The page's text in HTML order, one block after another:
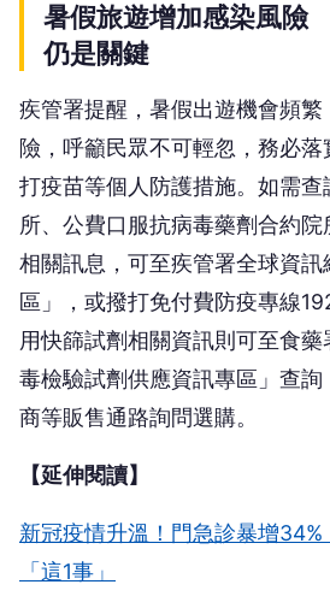
暑假旅遊增加感染風險
仍是關鍵
疾管署提醒，暑假出遊機會頻
險，呼籲民眾不可輕忽，務必落
打疫苗等個人防護措施。如需
所、公費口服抗病毒藥劑合約
相關訊息，可至疾管署全球資
區」，或撥打免付費防疫專線
用快篩試劑相關資訊則可至食
毒檢驗試劑供應資訊專區」查
商等販售通路詢問選購。
【延伸閱讀】
新冠疫情升溫！門急診暴增
「這1事」